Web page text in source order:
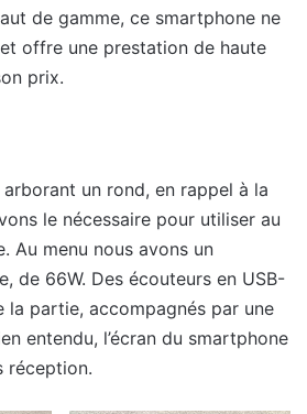
de gamme, ce smartphone ne
offre une prestation de haute
prix.
un rond, en rappel à la
le nécessaire pour utiliser au
Au menu nous avons un
de 66W. Des écouteurs en USB-
la partie, accompagnés par une
entendu, l’écran du smartphone
réception.